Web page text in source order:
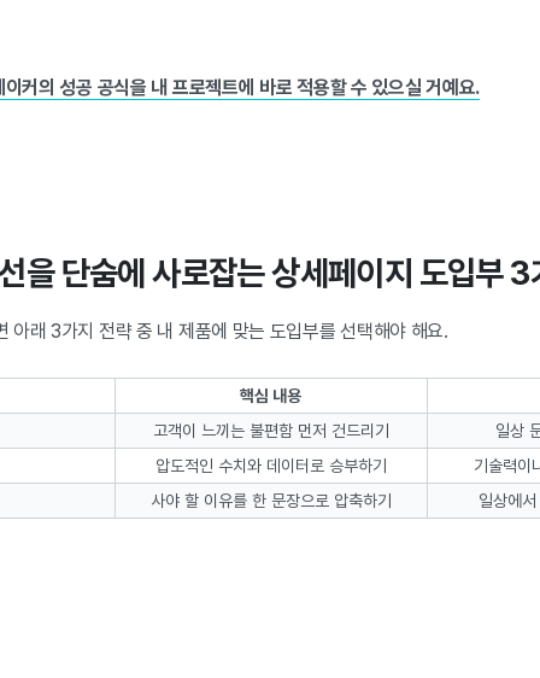
커의 성공 공식을 내 프로젝트에 바로 적용할 수 있으실 거예요.
을 단숨에 사로잡는 상세페이지 도입부 3
아래 3가지 전략 중 내 제품에 맞는 도입부를 선택해야 해요.
핵심 내용
고객이 느끼는 불편함 먼저 건드리기
일상
압도적인 수치와 데이터로 승부하기
기술력이
사야 할 이유를 한 문장으로 압축하기
일상에